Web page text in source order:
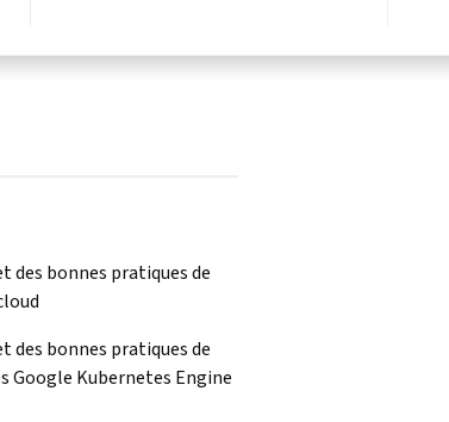
des bonnes pratiques de
des bonnes pratiques de
Google Kubernetes Engine